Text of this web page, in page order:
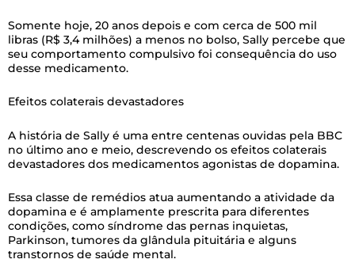
Somente hoje, 20 anos depois e com cerca de 500 mil
libras (R$ 3,4 milhões) a menos no bolso, Sally percebe que
seu comportamento compulsivo foi consequência do uso
desse medicamento.
Efeitos colaterais devastadores
A história de Sally é uma entre centenas ouvidas pela BBC
no último ano e meio, descrevendo os efeitos colaterais
devastadores dos medicamentos agonistas de dopamina.
Essa classe de remédios atua aumentando a atividade da
dopamina e é amplamente prescrita para diferentes
condições, como síndrome das pernas inquietas,
Parkinson, tumores da glândula pituitária e alguns
transtornos de saúde mental.